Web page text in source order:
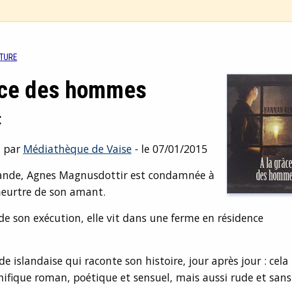
des hommes
par Médiathèque de Vaise- le 07/01/2015
Agnes Magnusdottir est condamnée à
de son amant.
son exécution, elle vit dans une ferme en résidence
islandaise qui raconte son histoire, jour après jour : cela
roman, poétique et sensuel, mais aussi rude et sans